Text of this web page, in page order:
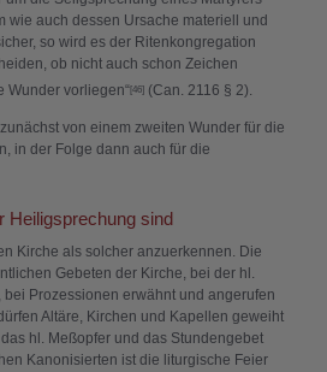
wie auch dessen Ursache materiell und
so wird es der Ritenkongregation
ob nicht auch schon Zeichen
Wunder vorliegen“[46] (Can. 2116 § 2).
von einem zweiten Wunder für die
in der Folge dann auch für die
Heiligsprechung sind
Kirche als solcher anzuerkennen. Die
Gebeten der Kirche, bei der hl.
bei Prozessionen erwähnt und angerufen
Altäre, Kirchen und Kapellen geweiht
hl. Meßopfer und das Stundengebet
Kanonisierten ist die liturgische Feier